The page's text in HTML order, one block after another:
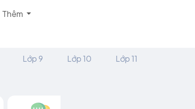
Thêm
Lớp 9 Lớp 10
Lớp 11